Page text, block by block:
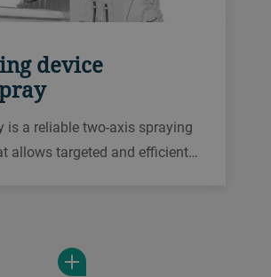
device
is a reliable two-axis spraying
allows targeted and efficient
easy operation.